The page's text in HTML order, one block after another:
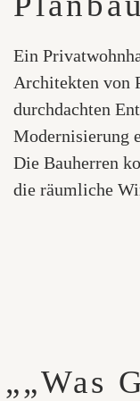
Ein
Architekten von
durchdachten
Modernisierung
Die Bauherren
die räumliche
„„Was